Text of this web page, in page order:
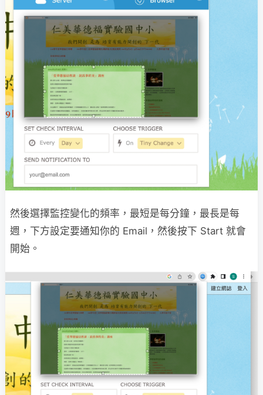
然後選擇監控變化的頻率，最短是每分鐘，最長是每
週，下方設定要通知你的 Email，然後按下 Start 就會
開始。